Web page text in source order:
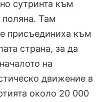
сутринта към
Там
присъединиха към
страна, за да
на
движение в
около 20 000